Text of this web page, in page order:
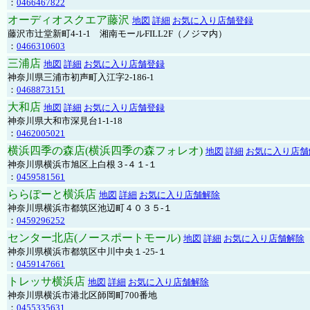
： 0466467822
オーディオスクエア藤沢 地図 詳細 お気に入り店舗登録
藤沢市辻堂新町4-1-1 湘南モールFILL2F（ノジマ内）
： 0466310603
三浦店 地図 詳細 お気に入り店舗登録
神奈川県三浦市初声町入江字2-186-1
： 0468873151
大和店 地図 詳細 お気に入り店舗登録
神奈川県大和市深見台1-1-18
： 0462005021
横浜四季の森店(横浜四季の森フォレオ) 地図 詳細 お気に入り店
神奈川県横浜市旭区上白根３-４１-１
： 0459581561
ららぽーと横浜店 地図 詳細 お気に入り店舗解除
神奈川県横浜市都筑区池辺町４０３５-１
： 0459296252
センター北店(ノースポートモール) 地図 詳細 お気に入り店舗解除
神奈川県横浜市都筑区中川中央１-25-１
： 0459147661
トレッサ横浜店 地図 詳細 お気に入り店舗解除
神奈川県横浜市港北区師岡町700番地
： 0455335631